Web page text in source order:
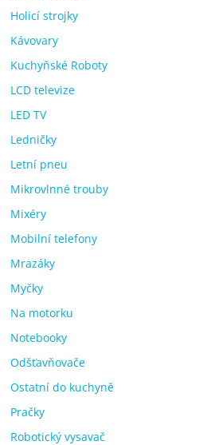
Holicí strojky
Kávovary
Kuchyňské Roboty
LCD televize
LED TV
Ledničky
Letní pneu
Mikrovlnné trouby
Mixéry
Mobilní telefony
Mrazáky
Myčky
Na motorku
Notebooky
Odšťavňovače
Ostatní do kuchyně
Pračky
Robotický vysavač